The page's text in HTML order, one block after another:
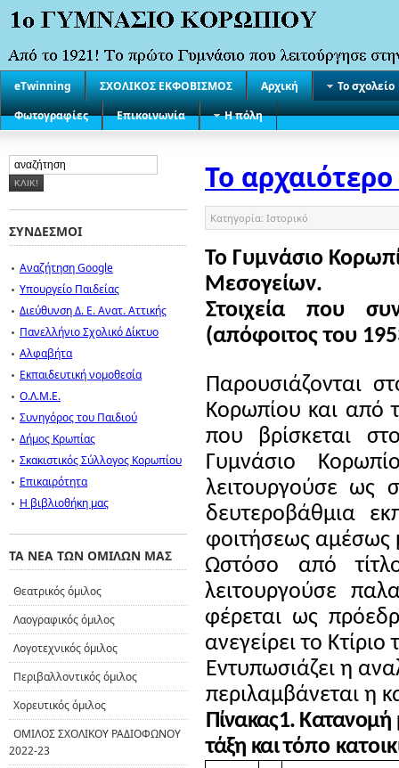
eTwinning ΣΧΟΛΙΚΟΣ ΕΚΦΟΒΙΣΜΟΣ Αρχική
Το σχολείο
Φωτογραφίες
Επικοινωνία Η πόλη
Το
Κατηγορία: Ιστορικό
Το Γυμνάσιο
Μεσογείων.
Στοιχεία που
(απόφοιτος του
Παρουσιάζονται
Κορωπίου και από
που βρίσκεται
Γυμνάσιο
λειτουργούσε ως
δευτεροβάθμια
φοιτήσεως αμέσως
Ωστόσο από
λειτουργούσε
φέρεται ως
ανεγείρει το
Εντυπωσιάζει η
περιλαμβάνεται η
Πίνακας1.
τάξη καιτόπο
ΣΥΝΔΕΣΜΟΙ
Αναζήτηση Google
Υπουργείο Παιδείας
Διεύθυνση Δ. Ε. Ανατ. Αττικής
Πανελλήνιο Σχολικό Δίκτυο
Αλφαβήτα
Εκπαιδευτική νομοθεσία
Ο.Λ.Μ.Ε.
Συνηγόρος του Παιδιού
Δήμος Κρωπίας
Σκακιστικός Σύλλογος Κορωπίου
Επικαιρότητα
Η βιβλιοθήκη μας
ΤΑ ΝΕΑ ΤΩΝ ΟΜΙΛΩΝ ΜΑΣ
Θεατρικός όμιλος
Λαογραφικός όμιλος
Λογοτεχνικός όμιλος
Περιβαλλοντικός όμιλος
Χορευτικός όμιλος
ΟΜΙΛΟΣ ΣΧΟΛΙΚΟΥ ΡΑΔΙΟΦΩΝΟΥ
2022-23